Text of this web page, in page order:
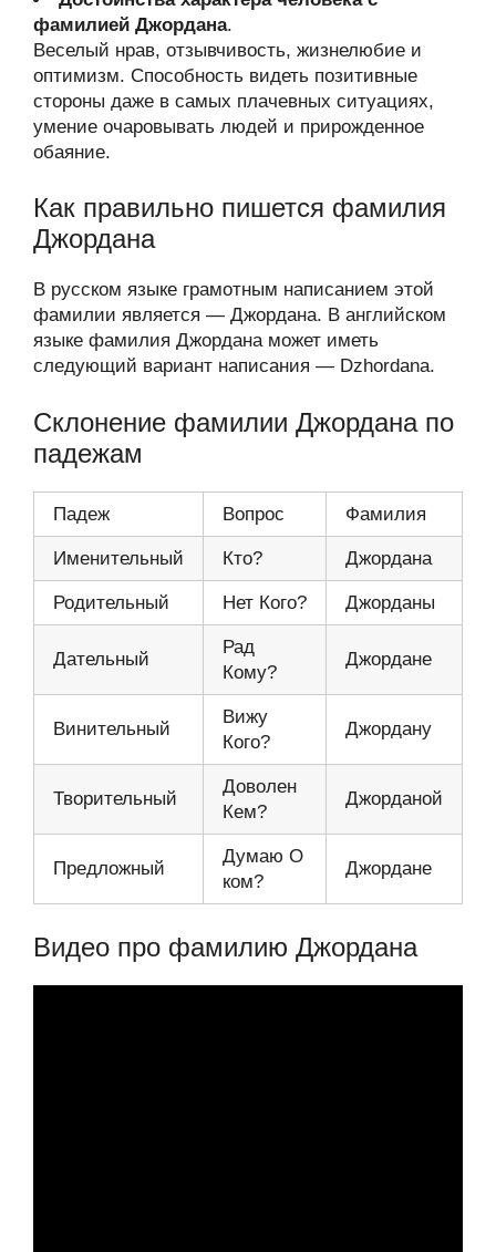
фамилией Джордана.
Веселый нрав, отзывчивость, жизнелюбие и
оптимизм. Способность видеть позитивные
стороны даже в самых плачевных ситуациях,
умение очаровывать людей и прирожденное
обаяние.
Как правильно пишется фамилия
Джордана
В русском языке грамотным написанием этой
фамилии является — Джордана. В английском
языке фамилия Джордана может иметь
следующий вариант написания — Dzhordana.
Склонение фамилии Джордана по
падежам
Падеж Вопрос Фамилия
Именительный Кто? Джордана
Родительный Нет Кого? Джорданы
Дательный
Рад
Кому?
Джордане
Винительный
Вижу
Кого?
Джордану
Творительный
Доволен
Кем?
Джорданой
Предложный
Думаю О
ком?
Джордане
Видео про фамилию Джордана